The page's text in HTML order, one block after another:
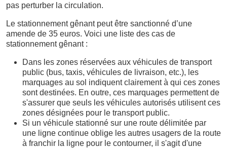
pas perturber la circulation.
Le stationnement gênant peut être sanctionné d’une
amende de 35 euros. Voici une liste des cas de
stationnement gênant :
Dans les zones réservées aux véhicules de transport
public (bus, taxis, véhicules de livraison, etc.), les
marquages au sol indiquent clairement à qui ces zones
sont destinées. En outre, ces marquages permettent de
s'assurer que seuls les véhicules autorisés utilisent ces
zones désignées pour le transport public.
Si un véhicule stationné sur une route délimitée par
une ligne continue oblige les autres usagers de la route
à franchir la ligne pour le contourner, il s'agit d'une